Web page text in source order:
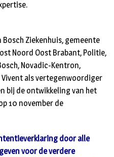
Bosch Ziekenhuis, gemeente
Noord Oost Brabant, Politie,
Novadic-Kentron,
als vertegenwoordiger
bij de ontwikkeling van het
10 november de
door alle
voor de verdere